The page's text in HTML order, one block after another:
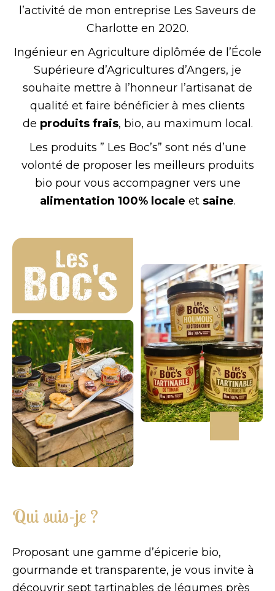
l’activité de mon entreprise Les Saveurs de
Charlotte en 2020.
Ingénieur en Agriculture diplômée de l’École
Supérieure d’Agricultures d’Angers, je
souhaite mettre à l’honneur l’artisanat de
qualité et faire bénéficier à mes clients
de produits frais, bio, au maximum local.
Les produits ” Les Boc’s” sont nés d’une
volonté de proposer les meilleurs produits
bio pour vous accompagner vers une
alimentation 100% locale et saine.
Qui suis-je ?
Proposant une gamme d’épicerie bio,
gourmande et transparente, je vous invite à
découvrir sept tartinables de légumes près